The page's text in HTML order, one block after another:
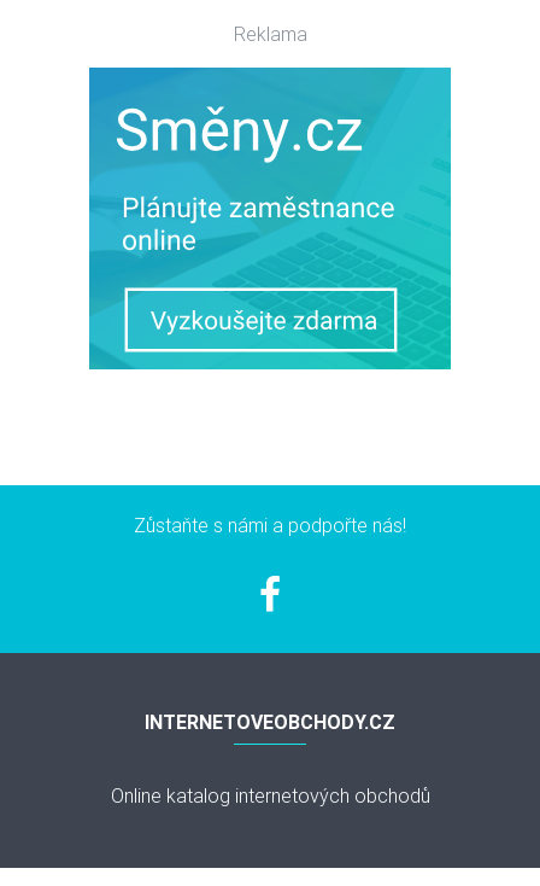
Reklama
Zůstaňte s námi a podpořte nás!
INTERNETOVEOBCHODY.CZ
Online katalog internetových obchodů